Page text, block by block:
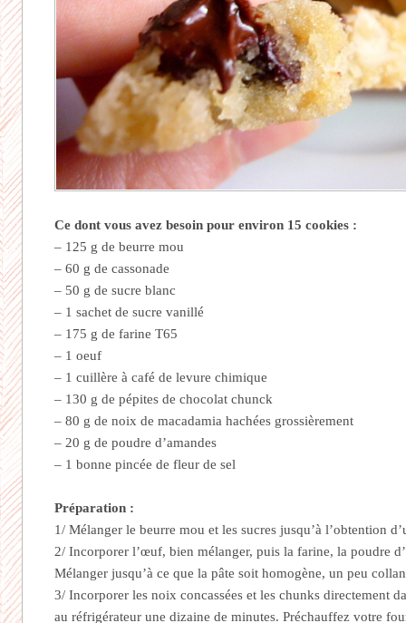
Ce dont vous avez besoin pour environ 15 cookies :
– 125 g de beurre mou
– 60 g de cassonade
– 50 g de sucre blanc
– 1 sachet de sucre vanillé
– 175 g de farine T65
– 1 oeuf
– 1 cuillère à café de levure chimique
– 130 g de pépites de chocolat chunck
– 80 g de noix de macadamia hachées grossièrement
– 20 g de poudre d’amandes
– 1 bonne pincée de fleur de sel
Préparation :
1/ Mélanger le beurre mou et les sucres jusqu’à l’obtention
2/ Incorporer l’œuf, bien mélanger, puis la farine, la poudre
Mélanger jusqu’à ce que la pâte soit homogène, un peu
3/ Incorporer les noix concassées et les chunks directement
au réfrigérateur une dizaine de minutes. Préchauffez votre